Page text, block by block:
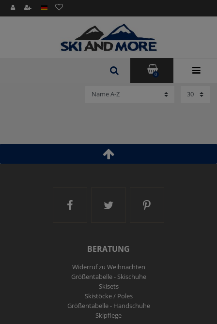
0
Ski and More auf Facebook
Ski and More auf
Ski and More
BERATUNG
Widerruf zu Weihnachten
Größentabelle - Skischuhe
Skisets
Skistöcke / Poles
Größentabelle - Handschuhe
Skipflege